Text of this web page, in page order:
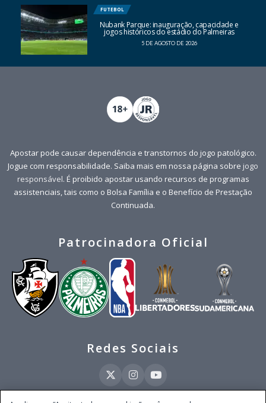
FUTEBOL
Nubank Parque: inauguração, capacidade e
jogos históricos do estádio do Palmeiras
5 DE AGOSTO DE 2026
Apostar pode causar dependência e transtornos do jogo patológico.
Jogue com responsabilidade. Saiba mais em nossa página sobre jogo
responsável. É proibido apostar usando recursos de programas
assistenciais, tais como o Bolsa Família e o Benefício de Prestação
Continuada.
Patrocinadora Oficial
Redes Sociais